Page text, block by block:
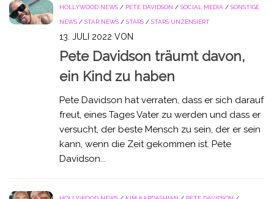
HOLLYWOOD NEWS / PETE DAVIDSON / SOCIAL MEDIA / SONSTIGE
NEWS / STAR NEWS / STARS / STARS UNZENSIERT
13. JULI 2022 VON
Pete Davidson träumt davon,
ein Kind zu haben
Pete Davidson hat verraten, dass er sich darauf
freut, eines Tages Vater zu werden und dass er
versucht, der beste Mensch zu sein, der er sein
kann, wenn die Zeit gekommen ist. Pete
Davidson...